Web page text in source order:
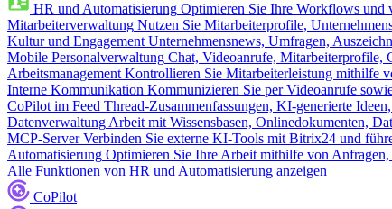
HR und Automatisierung Optimieren Sie Ihre Workflows und
Mitarbeiterverwaltung Nutzen Sie Mitarbeiterprofile,
Kultur und Engagement Unternehmensnews, Umfragen,
Mobile Personalverwaltung Chat, Videoanrufe, Mitarbeiterprofile,
Arbeitsmanagement Kontrollieren Sie Mitarbeiterleistung mithilfe
Interne Kommunikation Kommunizieren Sie per Videoanrufe
CoPilot im Feed Thread-Zusammenfassungen, KI-generierte
Datenverwaltung Arbeit mit Wissensbasen, Onlinedokumenten,
MCP-Server Verbinden Sie externe KI-Tools mit Bitrix24 und
Automatisierung Optimieren Sie Ihre Arbeit mithilfe von
Alle Funktionen von HR und Automatisierung anzeigen
CoPilot